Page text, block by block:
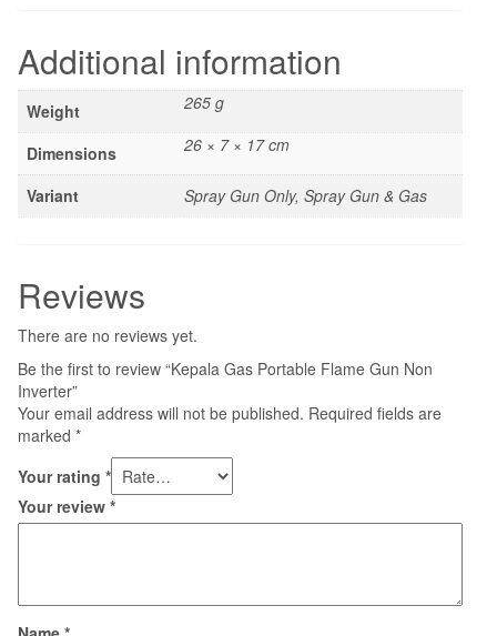
Additional information
Weight 265 g
Dimensions 26 × 7 × 17 cm
Variant Spray Gun Only, Spray Gun & Gas
Reviews
There are no reviews yet.
Be the first to review “Kepala Gas Portable Flame Gun Non
Inverter”
Your email address will not be published. Required fields are
marked *
Your rating *
Your review *